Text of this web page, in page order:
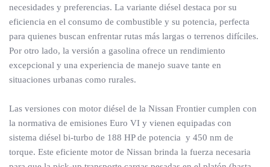
necesidades y preferencias. La variante diésel destaca por su
eficiencia en el consumo de combustible y su potencia, perfecta
para quienes buscan enfrentar rutas más largas o terrenos difíciles.
Por otro lado, la versión a gasolina ofrece un rendimiento
excepcional y una experiencia de manejo suave tante en
situaciones urbanas como rurales.
Las versiones con motor diésel de la Nissan Frontier cumplen con
la normativa de emisiones Euro VI y vienen equipadas con
sistema diésel bi-turbo de 188 HP de potencia y 450 nm de
torque. Este eficiente motor de Nissan brinda la fuerza necesaria